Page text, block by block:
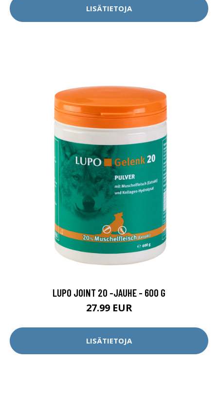
LISÄTIETOJA
LUPO JOINT 20 -JAUHE - 600 G
27.99 EUR
LISÄTIETOJA